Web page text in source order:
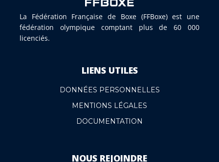
La Fédération Française de Boxe (FFBoxe) est une
fédération olympique comptant plus de 60 000
licenciés.
LIENS UTILES
DONNÉES PERSONNELLES
MENTIONS LÉGALES
DOCUMENTATION
NOUS REJOINDRE